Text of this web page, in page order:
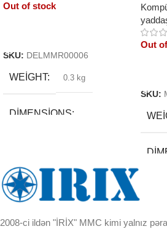
Out of stock
SKU: DELMMR00006
WEIGHT 0.3 kg
DIMENSIONS
BREND
DAXILI YADDA
Out
SKU:
2008-ci ildən "İRİX" MMC kimi yalnız